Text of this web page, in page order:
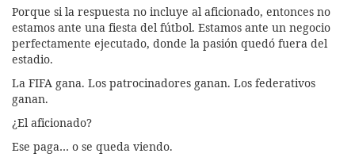
Porque si la respuesta no incluye al aficionado, entonces no
estamos ante una fiesta del fútbol. Estamos ante un negocio
perfectamente ejecutado, donde la pasión quedó fuera del
estadio.
La FIFA gana. Los patrocinadores ganan. Los federativos
ganan.
¿El aficionado?
Ese paga… o se queda viendo.